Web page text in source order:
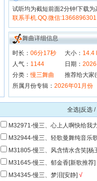
试听均为截短前面2分钟!下载
联系手机.QQ.微信
舞曲详细信息
时长： 06分17秒 大小： 14.4
人气： 1144 日期：
分类：慢三舞曲
推荐给大家
所属月份专辑： 2026年01月份
全选|反选 /
M32971-慢三、心上人啊快给我
[陈蒙]M32944-慢三、轻歌曼舞纯音乐
舞
√M31805-慢三、风含情水含笑[杨
M31645-慢三、郁金香[新歌推荐]
M34345-慢三、梦泪[安静] √